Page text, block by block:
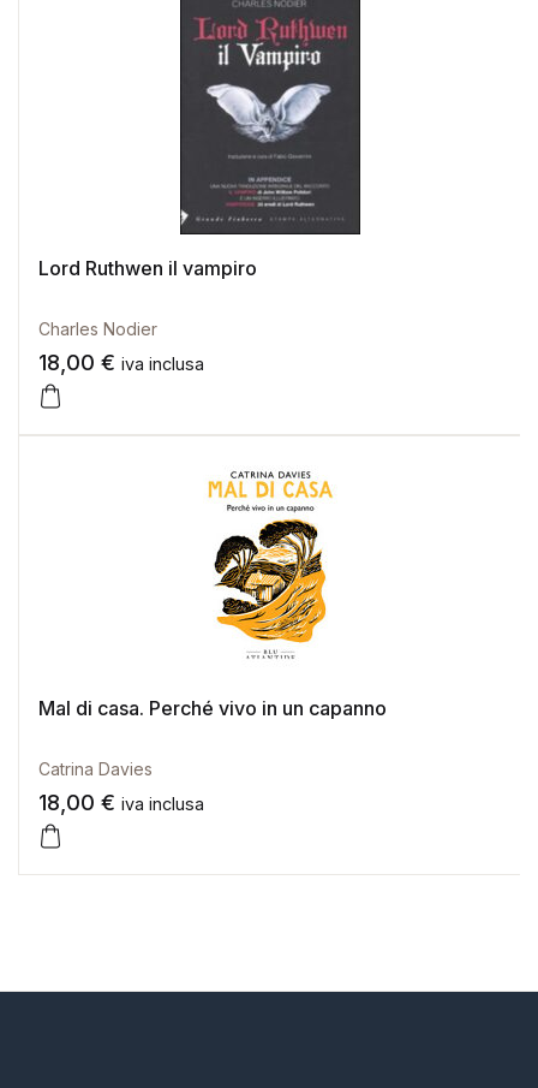
Lord Ruthwen il vampiro
Charles Nodier
18,00 € iva inclusa
Mal di casa. Perché vivo in un capanno
Catrina Davies
18,00 € iva inclusa